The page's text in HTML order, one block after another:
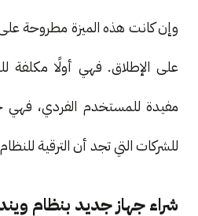
وإن كانت هذه الميزة مطروحة
على الإطلاق. فهي أولًا مكلفة
مفيدة للمستخدم الفردي،
للشركات التي تجد أن الترقية